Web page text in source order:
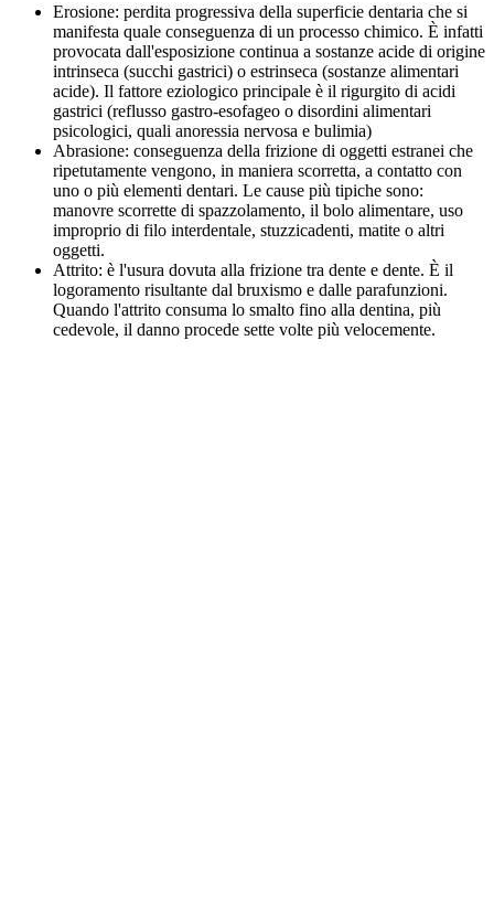
Erosione: perdita progressiva della superficie dentaria che si
manifesta quale conseguenza di un processo chimico. È infatti
provocata dall'esposizione continua a sostanze acide di origine
intrinseca (succhi gastrici) o estrinseca (sostanze alimentari
acide). Il fattore eziologico principale è il rigurgito di acidi
gastrici (reflusso gastro-esofageo o disordini alimentari
psicologici, quali anoressia nervosa e bulimia)
Abrasione: conseguenza della frizione di oggetti estranei che
ripetutamente vengono, in maniera scorretta, a contatto con
uno o più elementi dentari. Le cause più tipiche sono:
manovre scorrette di spazzolamento, il bolo alimentare, uso
improprio di filo interdentale, stuzzicadenti, matite o altri
oggetti.
Attrito: è l'usura dovuta alla frizione tra dente e dente. È il
logoramento risultante dal bruxismo e dalle parafunzioni.
Quando l'attrito consuma lo smalto fino alla dentina, più
cedevole, il danno procede sette volte più velocemente.